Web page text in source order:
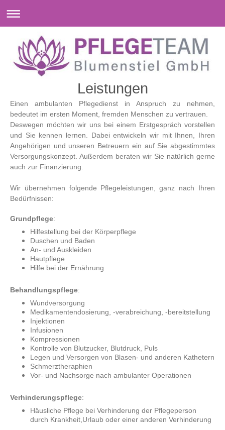
Leistungen
Einen ambulanten Pflegedienst in Anspruch zu nehmen,
bedeutet im ersten Moment, fremden Menschen zu vertrauen.
Deswegen möchten wir uns bei einem Erstgespräch vorstellen
und Sie kennen lernen. Dabei entwickeln wir mit Ihnen, Ihren
Angehörigen und unseren Betreuern ein auf Sie abgestimmtes
Versorgungskonzept. Außerdem beraten wir Sie natürlich gerne
auch zur Finanzierung.
Wir übernehmen folgende Pflegeleistungen, ganz nach Ihren
Bedürfnissen:
Grundpflege:
Hilfestellung bei der Körperpflege
Duschen und Baden
An- und Auskleiden
Hautpflege
Hilfe bei der Ernährung
Behandlungspflege:
Wundversorgung
Medikamentendosierung, -verabreichung, -bereitstellung
Injektionen
Infusionen
Kompressionen
Kontrolle von Blutzucker, Blutdruck, Puls
Legen und Versorgen von Blasen- und anderen Kathetern
Schmerztheraphien
Vor- und Nachsorge nach ambulanter Operationen
Verhinderungspflege:
Häusliche Pflege bei Verhinderung der Pflegeperson
durch Krankheit,Urlaub oder einer anderen Verhinderung